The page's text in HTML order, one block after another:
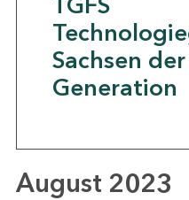
Sachsen
Generation
August 2023